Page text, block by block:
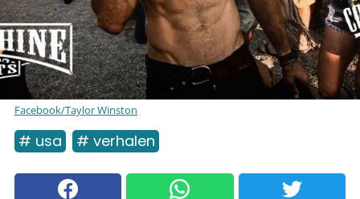
Facebook/Taylor Winston
# usa # verhalen